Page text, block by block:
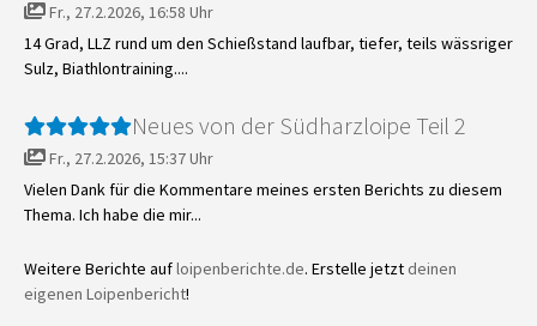
Fr., 27.2.2026, 16:58 Uhr
14 Grad, LLZ rund um den Schießstand laufbar, tiefer, teils wässriger
Sulz, Biathlontraining....
Neues von der Südharzloipe Teil 2
Fr., 27.2.2026, 15:37 Uhr
Vielen Dank für die Kommentare meines ersten Berichts zu diesem
Thema. Ich habe die mir...
Weitere Berichte aufloipenberichte.de. Erstelle jetzt deinen
eigenen Loipenbericht!